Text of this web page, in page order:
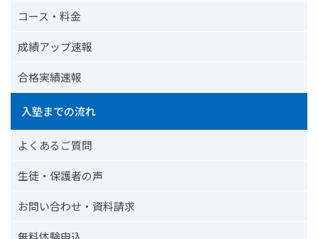
コース・料金
成績アップ速報
合格実績速報
入塾までの流れ
よくあるご質問
生徒・保護者の声
お問い合わせ・資料請求